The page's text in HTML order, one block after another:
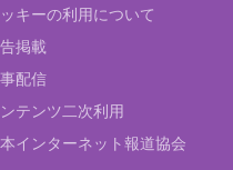
キーの利用について
掲載
配信
テンツ二次利用
インターネット報道協会